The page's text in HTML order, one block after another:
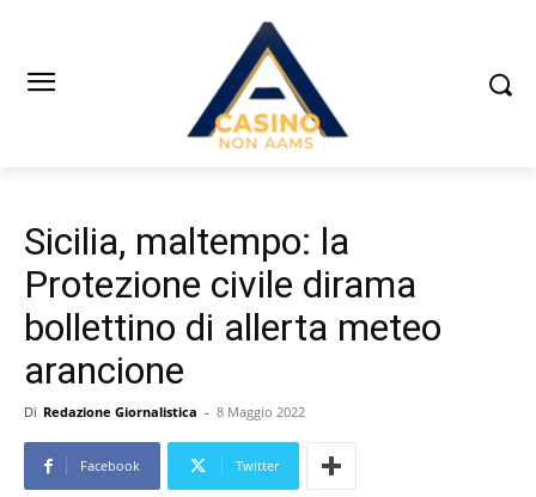
Sicilia, maltempo: la
Protezione civile dirama
bollettino di allerta meteo
arancione
Di Redazione Giornalistica - 8 Maggio 2022
Facebook Twitter